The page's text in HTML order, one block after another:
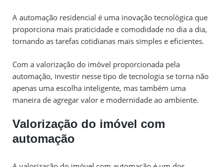
A automação residencial é uma inovação tecnológica que
proporciona mais praticidade e comodidade no dia a dia,
tornando as tarefas cotidianas mais simples e eficientes.
Com a valorização do imóvel proporcionada pela
automação, investir nesse tipo de tecnologia se torna não
apenas uma escolha inteligente, mas também uma
maneira de agregar valor e modernidade ao ambiente.
Valorização do imóvel com
automação